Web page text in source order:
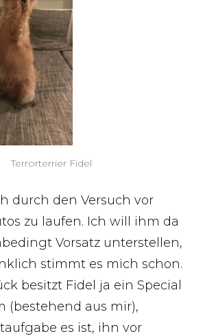
Terrorterrier Fidel
durch den Versuch vor
zu laufen. Ich will ihm da
Vorsatz unterstellen,
stimmt es mich schon.
besitzt Fidel ja ein Special
(bestehend aus mir),
es ist, ihn vor